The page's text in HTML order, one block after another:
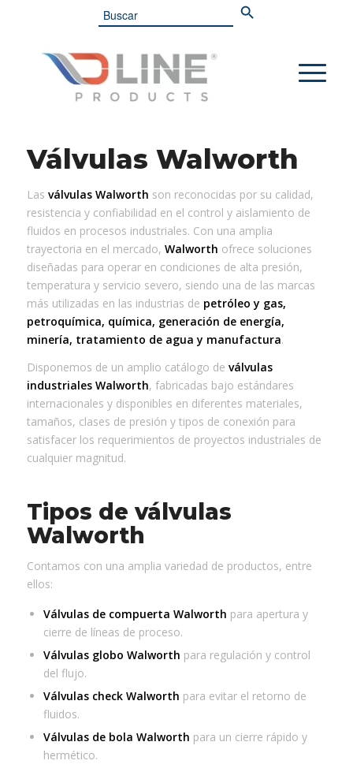
Válvulas Walworth
Las válvulas Walworth son reconocidas por su calidad,
resistencia y confiabilidad en el control y aislamiento de
fluidos en procesos industriales. Con una amplia
trayectoria en el mercado, Walworth ofrece soluciones
diseñadas para operar en condiciones de alta presión,
temperatura y servicio severo, siendo una de las marcas
más utilizadas en las industrias de petróleo y gas,
petroquímica, química, generación de energía,
minería, tratamiento de agua y manufactura.
Disponemos de un amplio catálogo de válvulas
industriales Walworth, fabricadas bajo estándares
internacionales y disponibles en diferentes materiales,
tamaños, clases de presión y tipos de conexión para
satisfacer los requerimientos de proyectos industriales de
cualquier magnitud.
Tipos de válvulas
Walworth
Contamos con una amplia variedad de productos, entre
ellos:
Válvulas de compuerta Walworth para apertura y
cierre de líneas de proceso.
Válvulas globo Walworth para regulación y control
del flujo.
Válvulas check Walworth para evitar el retorno de
fluidos.
Válvulas de bola Walworth para un cierre rápido y
hermético.